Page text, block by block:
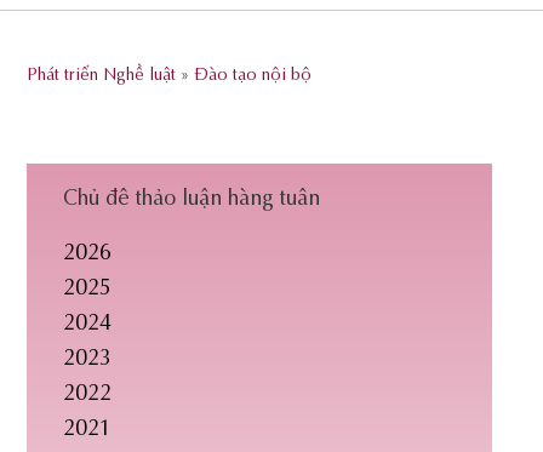
.
.
Phát triển Nghề luật »Đào tạo nội bộ
Chủ đề thảo luận hàng tuần
2026
2025
2024
2023
2022
2021